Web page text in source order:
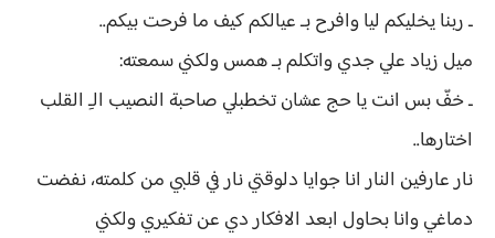
ـ ربنا يخليكم ليا وافرح بـ عيالكم كيف ما فرحت بيكم..
ميل زياد علي جدي واتكلم بـ همس ولكني سمعته:
ـ خفّ بس انت يا حج عشان تخطبلي صاحبة النصيب الـِ القلب
اختارها..
نار عارفين النار انا جوايا دلوقتي نار في قلبي من كلمته، نفضت
دماغي وانا بحاول ابعد الافكار دي عن تفكيري ولكني